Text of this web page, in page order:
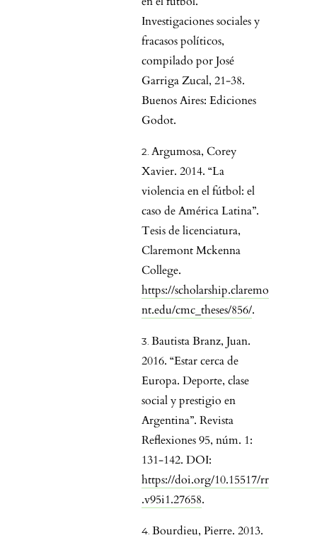
Investigaciones sociales y
fracasos políticos,
compilado por José
Garriga Zucal, 21-38.
Buenos Aires: Ediciones
Godot.
Argumosa, Corey
Xavier. 2014. “La
violencia en el fútbol: el
caso de América Latina”.
Tesis de licenciatura,
Claremont Mckenna
College.
https://scholarship.claremo
nt.edu/cmc_theses/856/.
Bautista Branz, Juan.
2016. “Estar cerca de
Europa. Deporte, clase
social y prestigio en
Argentina”. Revista
Reflexiones 95, núm. 1:
131-142. DOI:
https://doi.org/10.15517/rr
.v95i1.27658.
Bourdieu, Pierre. 2013.